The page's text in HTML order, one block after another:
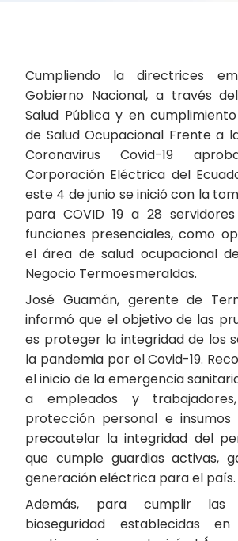
Cumpliendo la directrices
Gobierno Nacional, a través
Salud Pública y en
de Salud Ocupacional Frente a
Coronavirus Covid-19
Corporación Eléctrica del
este 4 de junio se inició con la
para COVID 19 a 28
funciones presenciales, como
el área de salud ocupacional
Negocio Termoesmeraldas.
José Guamán, gerente de
informó que el objetivo de las
es proteger la integridad de los
la pandemia por el Covid-19.
el inicio de la emergencia
a empleados y
protección personal e
precautelar la integridad del
que cumple guardias activas,
generación eléctrica para el país.
Además, para cumplir las
bioseguridad establecidas